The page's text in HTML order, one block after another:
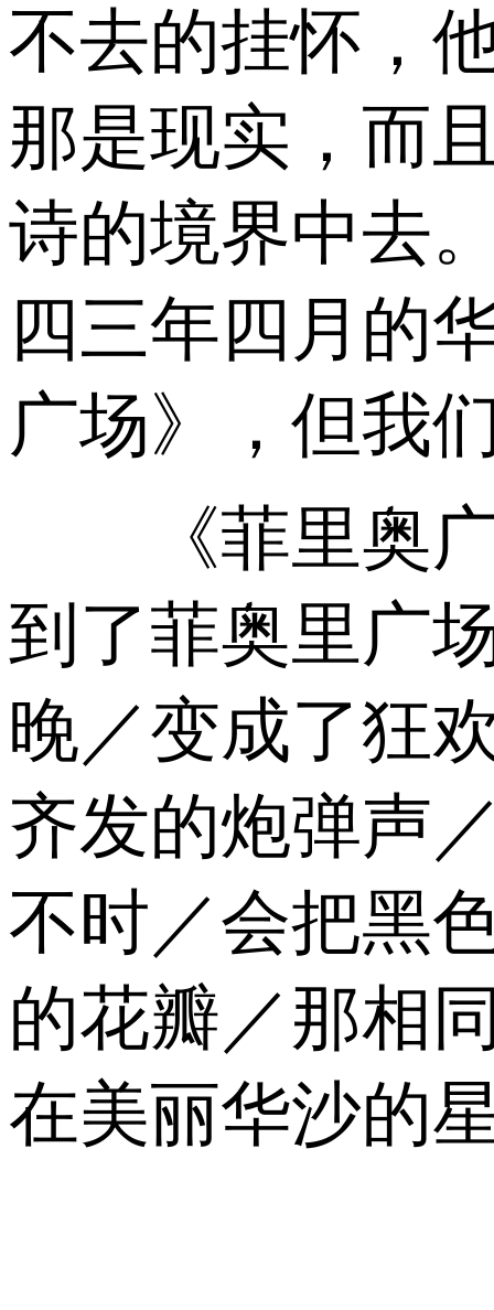
不去的挂怀，
那是现实，而
诗的境界中去
四三年四月的
广场》，但我
《菲里奥广
到了菲奥里广
晚／变成了狂
齐发的炮弹声
不时／会把黑
的花瓣／那相
在美丽华沙的